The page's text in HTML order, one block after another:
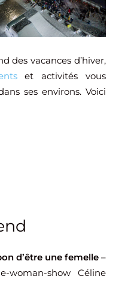
des vacances d’hiver,
et activités vous
ses environs. Voici
d’être une femelle–
woman-show Céline